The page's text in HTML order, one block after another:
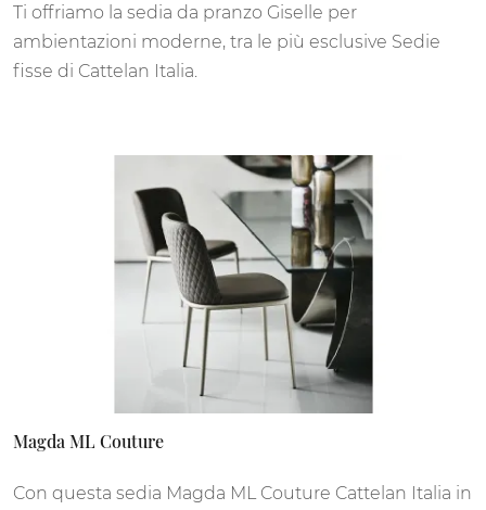
Ti offriamo la sedia da pranzo Giselle per
ambientazioni moderne, tra le più esclusive Sedie
fisse di Cattelan Italia.
Magda ML Couture
Con questa sedia Magda ML Couture Cattelan Italia in